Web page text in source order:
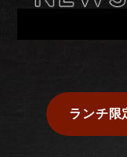
ランチ限